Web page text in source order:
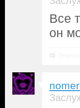
Все
он